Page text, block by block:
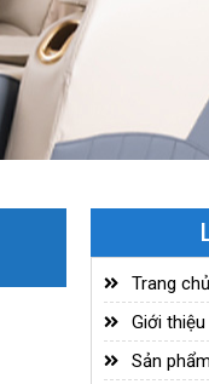
Trang chủ
Giới thiệu
Sản phẩm